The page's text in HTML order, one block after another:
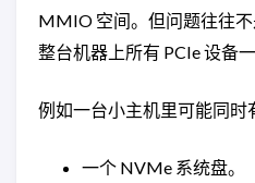
MMIO 空间。但问题往往
整台机器上所有 PCIe 设备
例如一台小主机里可能同时
一个 NVMe 系统盘。